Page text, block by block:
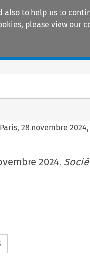
to help us to
please view our
28 novembre 2024,
2024,